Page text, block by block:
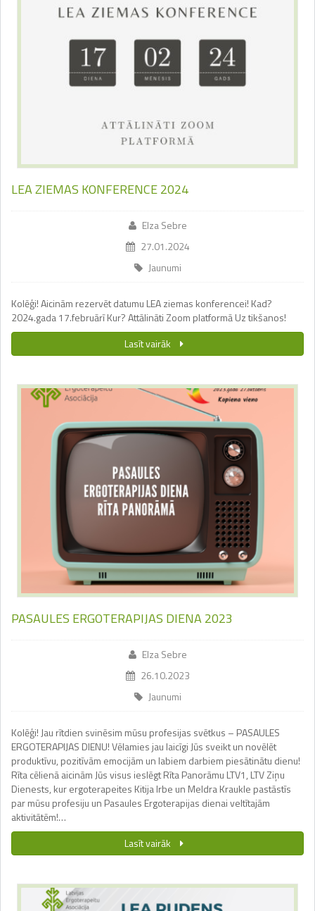
LEA ZIEMAS KONFERENCE 2024
Elza Sebre
27.01.2024
Jaunumi
Kolēģi! Aicinām rezervēt datumu LEA ziemas konferencei! Kad?
2024.gada 17.februārī Kur? Attālināti Zoom platformā Uz tikšanos!
Lasīt vairāk
PASAULES ERGOTERAPIJAS DIENA 2023
Elza Sebre
26.10.2023
Jaunumi
Kolēģi! Jau rītdien svinēsim mūsu profesijas svētkus – PASAULES
ERGOTERAPIJAS DIENU! Vēlamies jau laicīgi Jūs sveikt un novēlēt
produktīvu, pozitīvām emocijām un labiem darbiem piesātinātu dienu!
Rīta cēlienā aicinām Jūs visus ieslēgt Rīta Panorāmu LTV1, LTV Ziņu
Dienests, kur ergoterapeites Kitija Irbe un Meldra Kraukle pastāstīs
par mūsu profesiju un Pasaules Ergoterapijas dienai veltītajām
aktivitātēm!…
Lasīt vairāk